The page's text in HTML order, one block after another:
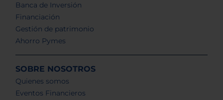
Banca de Inversión
Financiación
Gestión de patrimonio
Ahorro Pymes
SOBRE NOSOTROS
Quienes somos
Eventos Financieros